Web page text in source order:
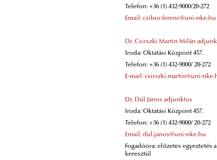
Telefon: +36 (1) 432-9000/20-272
Email: csibor.ferenc@uni-nke.hu
Dr. Csirszki Martin Milán
Iroda: Oktatási Központ 457.
Telefon: +36 (1) 432-9000/ 20-272
E-mail: csirszki.martin@uni-
Dr. Dúl János adjunktus
Iroda: Oktatási Központ 457.
Telefon: +36 (1) 432-9000/ 20-272
Email: dul.janos@uni-nke.hu
Fogadóóra: előzetes egyeztetés
keresztül